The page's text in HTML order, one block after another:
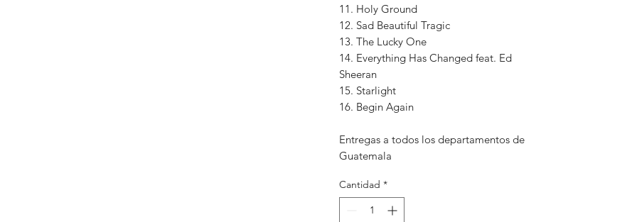
11. Holy Ground
12. Sad Beautiful Tragic
13. The Lucky One
14. Everything Has Changed feat. Ed
Sheeran
15. Starlight
16. Begin Again
Entregas a todos los departamentos de
Guatemala
Cantidad *